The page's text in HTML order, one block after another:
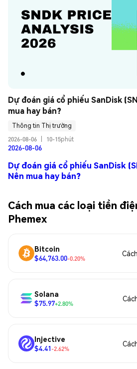
Dự đoán giá cổ phiếu SanDisk
mua hay bán?
Thông tin Thị trường
2026-08-06
10-15phút
2026-08-06
Dự đoán giá cổ phiếu SanDisk
Nên mua hay bán?
Cách mua các loại tiền
Phemex
Bitcoin
$64,763.00-0.20%
Solana
$75.97+2.80%
Injective
$4.41-2.62%